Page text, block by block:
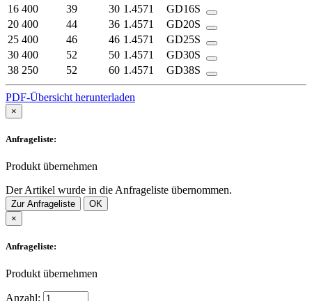
16 400 39 30 1.4571
GD16S
20 400 44 36 1.4571
GD20S
25 400 46 46 1.4571
GD25S
30 400 52 50 1.4571
GD30S
38 250 52 60 1.4571 GD38S
PDF-Übersicht herunterladen
×
Anfrageliste:
Produkt übernehmen
Der Artikel wurde in die Anfrageliste übernommen.
Zur Anfrageliste
OK
×
Anfrageliste:
Produkt übernehmen
Anzahl: